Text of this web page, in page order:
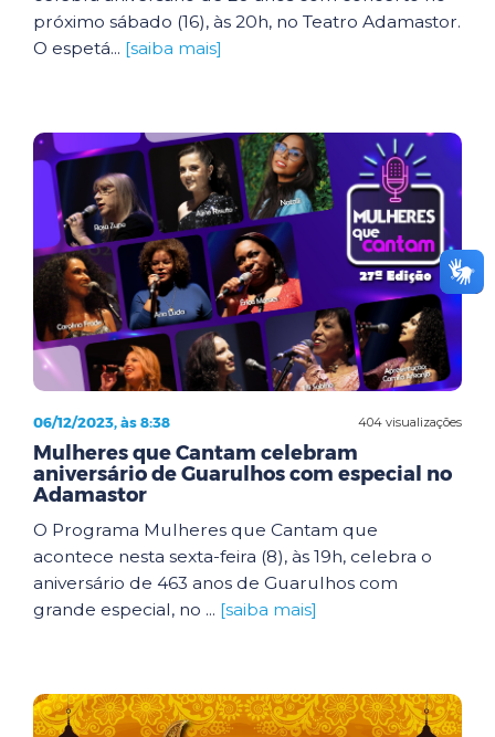
próximo sábado (16), às 20h, no Teatro Adamastor.
O espetá... [saiba mais]
404 visualizações
06/12/2023, às 8:38
Mulheres que Cantam celebram
aniversário de Guarulhos com especial no
Adamastor
O Programa Mulheres que Cantam que
acontece nesta sexta-feira (8), às 19h, celebra o
aniversário de 463 anos de Guarulhos com
grande especial, no ... [saiba mais]